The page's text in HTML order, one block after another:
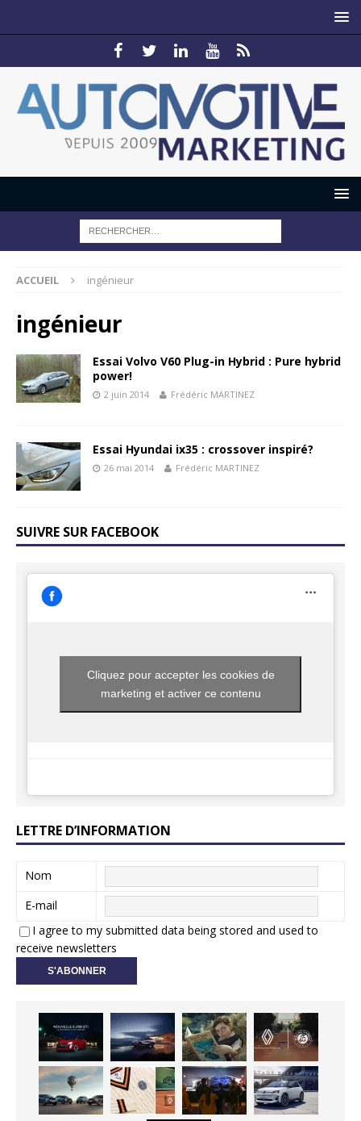
ACCUEIL ingénieur
ingénieur
Essai Volvo V60 Plug-in Hybrid : Pure hybrid
power!
2 juin 2014 Frédéric MARTINEZ
Essai Hyundai ix35 : crossover inspiré?
26 mai 2014 Frédéric MARTINEZ
SUIVRE SUR FACEBOOK
Cliquez pour accepter les cookies de
marketing et activer ce contenu
LETTRE D’INFORMATION
Nom
E-mail
I agree to my submitted data being stored and used to
receive newsletters